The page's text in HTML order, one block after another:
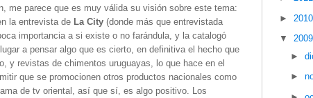
me parece que es muy válida su visión sobre este tema:
la entrevista de La City (donde más que entrevistada
importancia a si existe o no farándula, y la catalogó
a pensar algo que es cierto, en definitiva el hecho que
y revistas de chimentos uruguayas, lo que hace en el
que se promocionen otros productos nacionales como
de tv oriental, así que sí, es algo positivo. Los
►
▼
►
►